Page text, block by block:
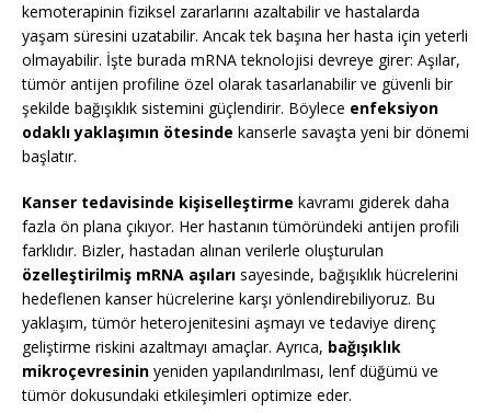
kemoterapinin fiziksel zararlarını azaltabilir ve hastalarda
yaşam süresini uzatabilir. Ancak tek başına her hasta için yeterli
olmayabilir. İşte burada mRNA teknolojisi devreye girer: Aşılar,
tümör antijen profiline özel olarak tasarlanabilir ve güvenli bir
şekilde bağışıklık sistemini güçlendirir. Böylece enfeksiyon
odaklı yaklaşımın ötesinde kanserle savaşta yeni bir dönemi
başlatır.
Kanser tedavisinde kişiselleştirme kavramı giderek daha
fazla ön plana çıkıyor. Her hastanın tümöründeki antijen profili
farklıdır. Bizler, hastadan alınan verilerle oluşturulan
özelleştirilmiş mRNA aşıları sayesinde, bağışıklık hücrelerini
hedeflenen kanser hücrelerine karşı yönlendirebiliyoruz. Bu
yaklaşım, tümör heterojenitesini aşmayı ve tedaviye direnç
geliştirme riskini azaltmayı amaçlar. Ayrıca, bağışıklık
mikroçevresinin yeniden yapılandırılması, lenf düğümü ve
tümör dokusundaki etkileşimleri optimize eder.